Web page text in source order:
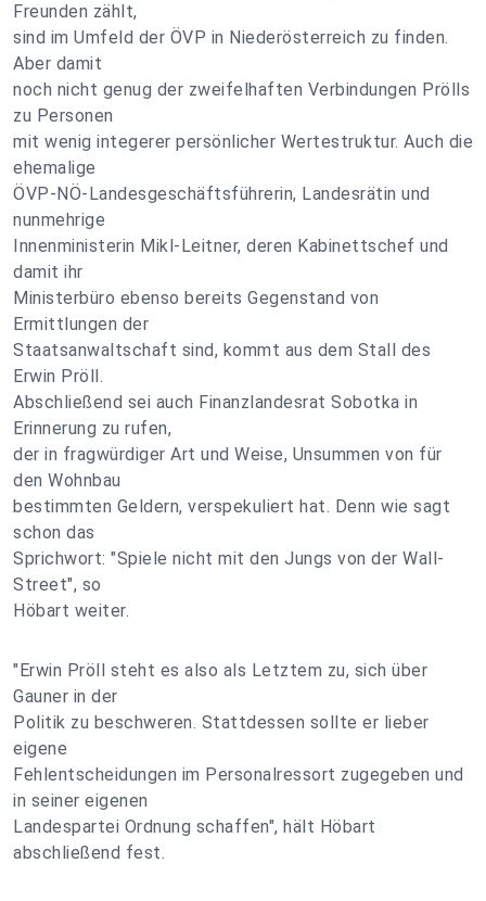
Freunden zählt,
sind im Umfeld der ÖVP in Niederösterreich zu finden.
Aber damit
noch nicht genug der zweifelhaften Verbindungen Prölls
zu Personen
mit wenig integerer persönlicher Wertestruktur. Auch die
ehemalige
ÖVP-NÖ-Landesgeschäftsführerin, Landesrätin und
nunmehrige
Innenministerin Mikl-Leitner, deren Kabinettschef und
damit ihr
Ministerbüro ebenso bereits Gegenstand von
Ermittlungen der
Staatsanwaltschaft sind, kommt aus dem Stall des
Erwin Pröll.
Abschließend sei auch Finanzlandesrat Sobotka in
Erinnerung zu rufen,
der in fragwürdiger Art und Weise, Unsummen von für
den Wohnbau
bestimmten Geldern, verspekuliert hat. Denn wie sagt
schon das
Sprichwort: "Spiele nicht mit den Jungs von der Wall-
Street", so
Höbart weiter.
"Erwin Pröll steht es also als Letztem zu, sich über
Gauner in der
Politik zu beschweren. Stattdessen sollte er lieber
eigene
Fehlentscheidungen im Personalressort zugegeben und
in seiner eigenen
Landespartei Ordnung schaffen", hält Höbart
abschließend fest.